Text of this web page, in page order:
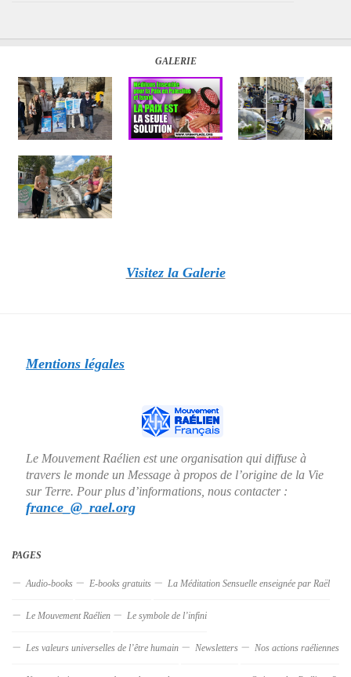
GALERIE
Visitez la Galerie
Mentions légales
Le Mouvement Raélien est une organisation qui diffuse à
travers le monde un Message à propos de l’origine de la Vie
sur Terre. Pour plus d’informations, nous contacter :
france_@_rael.org
PAGES
Audio-books E-books gratuits La Méditation Sensuelle enseignée par Raël
Le Mouvement Raélien Le symbole de l’infini
Les valeurs universelles de l’être humain Newsletters Nos actions raéliennes